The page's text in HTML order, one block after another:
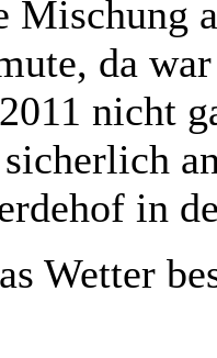
Mischung
da
nicht
in
Wetter